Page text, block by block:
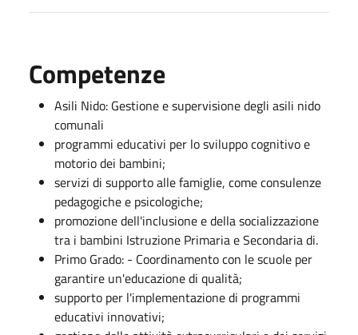
Competenze
Asili Nido: Gestione e supervisione degli asili nido
comunali
programmi educativi per lo sviluppo cognitivo e
motorio dei bambini;
servizi di supporto alle famiglie, come consulenze
pedagogiche e psicologiche;
promozione dell'inclusione e della socializzazione
tra i bambini Istruzione Primaria e Secondaria di.
Primo Grado: - Coordinamento con le scuole per
garantire un'educazione di qualità;
supporto per l'implementazione di programmi
educativi innovativi;